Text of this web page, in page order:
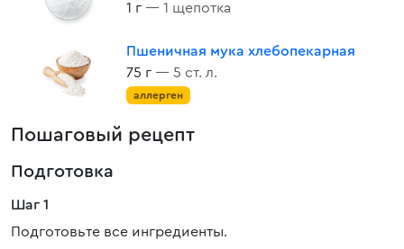
1 г — 1 щепотка
Пшеничная мука хлебопекарная
75 г — 5 ст. л.
аллерген
Пошаговый рецепт
Подготовка
Шаг 1
Подготовьте все ингредиенты.